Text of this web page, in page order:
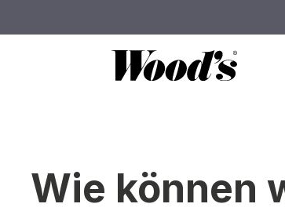
Wie können